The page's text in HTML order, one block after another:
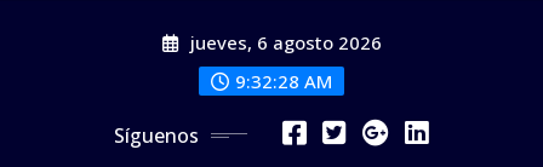
jueves, 6 agosto 2026
9:32:29 AM
Síguenos